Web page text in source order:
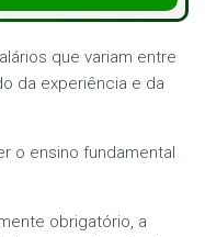
que variam entre
da experiência e da
o ensino fundamental
obrigatório, a